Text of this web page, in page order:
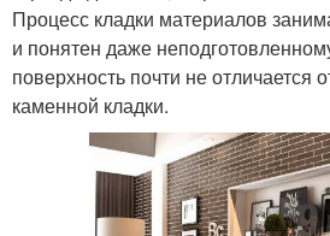
Процесс кладки материалов
и понятен даже
поверхность почти не отличается
каменной кладки.